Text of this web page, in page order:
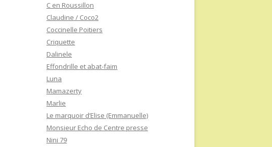
C en Roussillon
Claudine / Coco2
Coccinelle Poitiers
Criquette
Dalinele
Effondrille et abat-faim
Luna
Mamazerty
Marlie
Le marquoir d’Elise (Emmanuelle)
Monsieur Echo de Centre presse
Nini 79